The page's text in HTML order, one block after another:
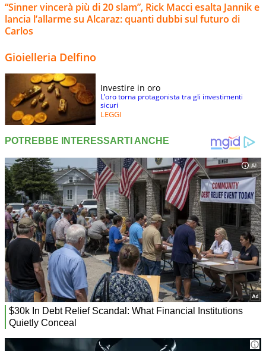
“Sinner vincerà più di 20 slam”, Rick Macci esalta Jannik e
lancia l’allarme su Alcaraz: quanti dubbi sul futuro di
Carlos
Gioielleria Delfino
Investire in oro
L’oro torna protagonista tra gli investimenti
sicuri
LEGGI